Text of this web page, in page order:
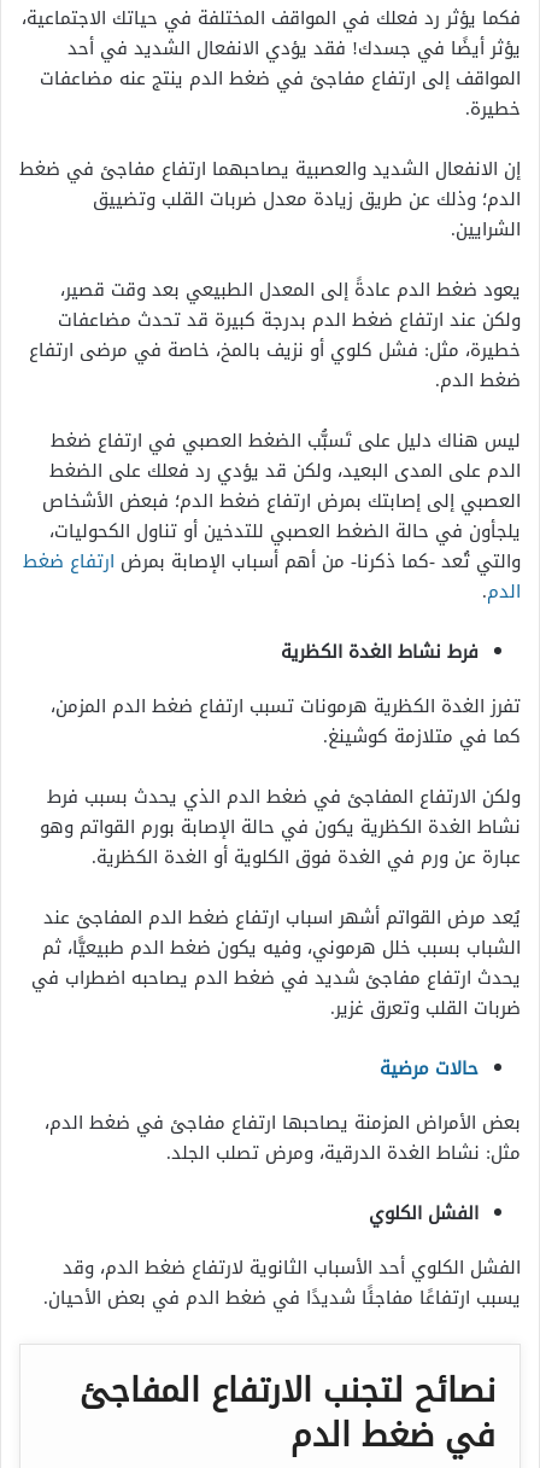
فكما يؤثر رد فعلك في المواقف المختلفة في حياتك الاجتماعية،
يؤثر أيضًا في جسدك! فقد يؤدي الانفعال الشديد في أحد
المواقف إلى ارتفاع مفاجئ في ضغط الدم ينتج عنه مضاعفات
خطيرة.
إن الانفعال الشديد والعصبية يصاحبهما ارتفاع مفاجئ في ضغط
الدم؛ وذلك عن طريق زيادة معدل ضربات القلب وتضييق
الشرايين.
يعود ضغط الدم عادةً إلى المعدل الطبيعي بعد وقت قصير،
ولكن عند ارتفاع ضغط الدم بدرجة كبيرة قد تحدث مضاعفات
خطيرة، مثل: فشل كلوي أو نزيف بالمخ، خاصة في مرضى ارتفاع
ضغط الدم.
ليس هناك دليل على تَسبُّب الضغط العصبي في ارتفاع ضغط
الدم على المدى البعيد، ولكن قد يؤدي رد فعلك على الضغط
العصبي إلى إصابتك بمرض ارتفاع ضغط الدم؛ فبعض الأشخاص
يلجأون في حالة الضغط العصبي للتدخين أو تناول الكحوليات،
والتي تُعد -كما ذكرنا- من أهم أسباب الإصابة بمرض ارتفاع ضغط
الدم.
فرط نشاط الغدة الكظرية
تفرز الغدة الكظرية هرمونات تسبب ارتفاع ضغط الدم المزمن،
كما في متلازمة كوشينغ.
ولكن الارتفاع المفاجئ في ضغط الدم الذي يحدث بسبب فرط
نشاط الغدة الكظرية يكون في حالة الإصابة بورم القواتم وهو
عبارة عن ورم في الغدة فوق الكلوية أو الغدة الكظرية.
يُعد مرض القواتم أشهر اسباب ارتفاع ضغط الدم المفاجئ عند
الشباب بسبب خلل هرموني، وفيه يكون ضغط الدم طبيعيًّا، ثم
يحدث ارتفاع مفاجئ شديد في ضغط الدم يصاحبه اضطراب في
ضربات القلب وتعرق غزير.
حالات مرضية
بعض الأمراض المزمنة يصاحبها ارتفاع مفاجئ في ضغط الدم،
مثل: نشاط الغدة الدرقية، ومرض تصلب الجلد.
الفشل الكلوي
الفشل الكلوي أحد الأسباب الثانوية لارتفاع ضغط الدم، وقد
يسبب ارتفاعًا مفاجئًا شديدًا في ضغط الدم في بعض الأحيان.
نصائح لتجنب الارتفاع المفاجئ
في ضغط الدم